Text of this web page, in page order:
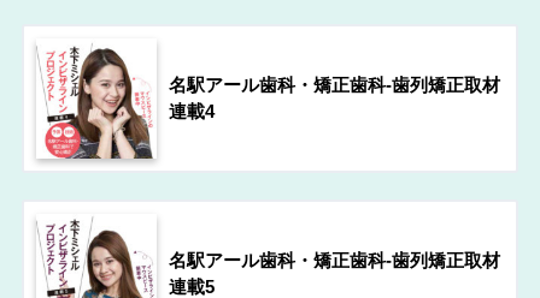
名駅アール歯科・矯正歯科-歯列矯正取材
連載4
名駅アール歯科・矯正歯科-歯列矯正取材
連載5